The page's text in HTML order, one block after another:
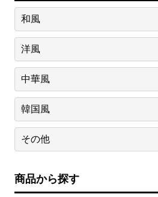
和風
洋風
中華風
韓国風
その他
商品から探す